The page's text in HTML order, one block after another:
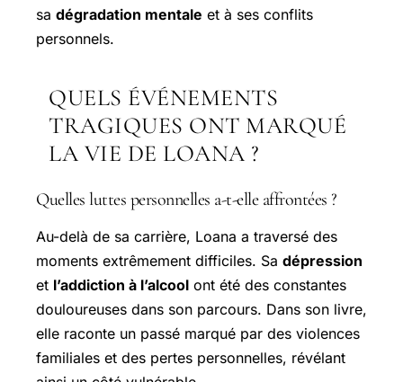
sa dégradation mentale et à ses conflits
personnels.
QUELS ÉVÉNEMENTS
TRAGIQUES ONT MARQUÉ
LA VIE DE LOANA ?
Quelles luttes personnelles a-t-elle affrontées ?
Au-delà de sa carrière, Loana a traversé des
moments extrêmement difficiles. Sa dépression
et l’addiction à l’alcool ont été des constantes
douloureuses dans son parcours. Dans son livre,
elle raconte un passé marqué par des violences
familiales et des pertes personnelles, révélant